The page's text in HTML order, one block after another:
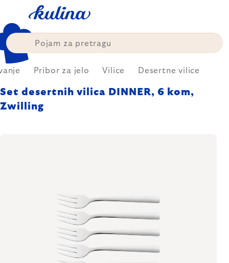
content
Pribor za jelo Vilice Desertne vilice
Set desertnih vilica DINNER, 6 kom,
Zwilling